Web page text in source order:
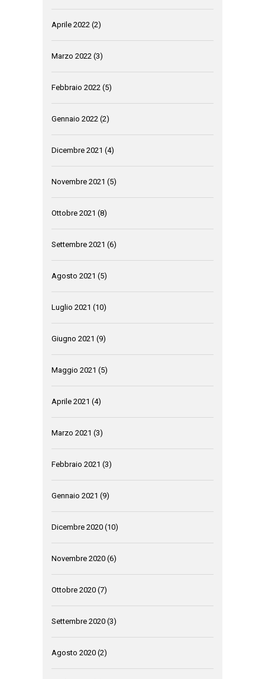
Aprile 2022 (2)
Marzo 2022 (3)
Febbraio 2022 (5)
Gennaio 2022 (2)
Dicembre 2021 (4)
Novembre 2021 (5)
Ottobre 2021 (8)
Settembre 2021 (6)
Agosto 2021 (5)
Luglio 2021 (10)
Giugno 2021 (9)
Maggio 2021 (5)
Aprile 2021 (4)
Marzo 2021 (3)
Febbraio 2021 (3)
Gennaio 2021 (9)
Dicembre 2020 (10)
Novembre 2020 (6)
Ottobre 2020 (7)
Settembre 2020 (3)
Agosto 2020 (2)